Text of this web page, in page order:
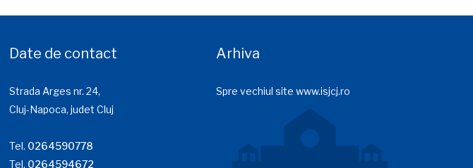
Date de contact
Strada Arges nr. 24,
Cluj-Napoca, judet Cluj
Tel. 0264590778
Tel. 0264594672
Arhiva
Spre vechiul site www.isjcj.ro